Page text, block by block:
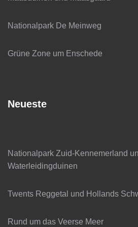
Nationalpark De Meinweg
Grüne Zone um Enschede
Neueste
Nationalpark Zuid-Kennemerland
Waterleidingduinen
Twents Reggetal und Hollands
Rund um das Veerse Meer